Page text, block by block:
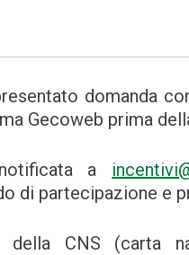
domanda
Gecoweb prima
a
di partecipazione e
della CNS (carta